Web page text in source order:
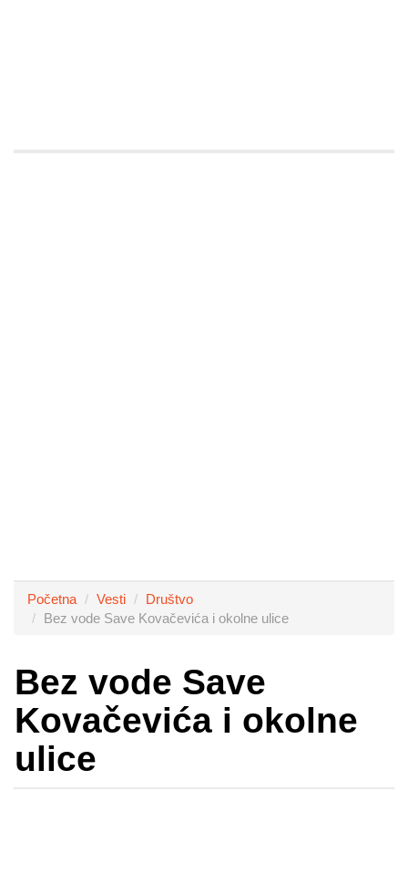
Početna Vesti
Društvo
Bez vode Save Kovačevića i okolne ulice
Bez vode Save
Kovačevića i okolne
ulice